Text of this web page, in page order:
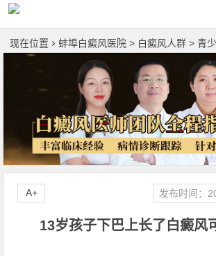
现在位置 蚌埠白癜风医院 > 白癜风人群 >青
13岁孩子下巴上长了白癜风
发布时间：
A+